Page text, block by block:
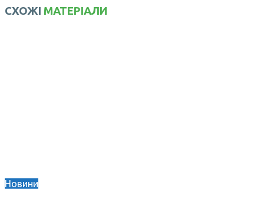
СХОЖІ МАТЕРІАЛИ
Новини